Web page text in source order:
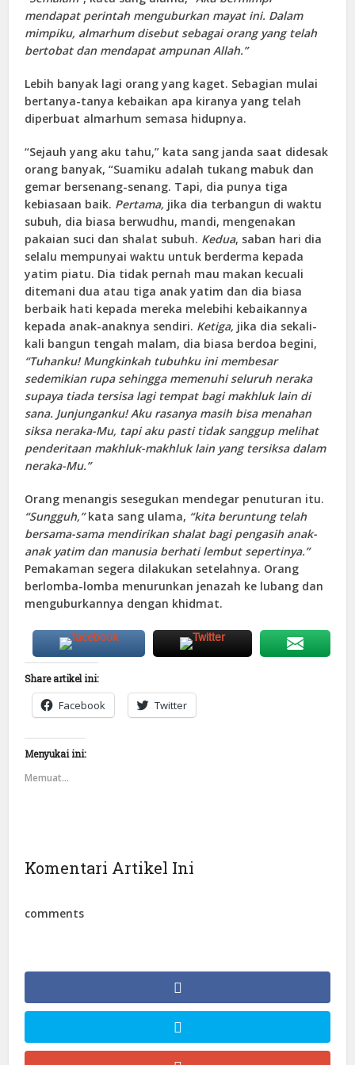
mendapat perintah menguburkan mayat ini. Dalam
mimpiku, almarhum disebut sebagai orang yang telah
bertobat dan mendapat ampunan Allah.”
Lebih banyak lagi orang yang kaget. Sebagian mulai
bertanya-tanya kebaikan apa kiranya yang telah
diperbuat almarhum semasa hidupnya.
“Sejauh yang aku tahu,” kata sang janda saat didesak
orang banyak, “Suamiku adalah tukang mabuk dan
gemar bersenang-senang. Tapi, dia punya tiga
kebiasaan baik. Pertama, jika dia terbangun di waktu
subuh, dia biasa berwudhu, mandi, mengenakan
pakaian suci dan shalat subuh. Kedua, saban hari dia
selalu mempunyai waktu untuk berderma kepada
yatim piatu. Dia tidak pernah mau makan kecuali
ditemani dua atau tiga anak yatim dan dia biasa
berbaik hati kepada mereka melebihi kebaikannya
kepada anak-anaknya sendiri. Ketiga, jika dia sekali-
kali bangun tengah malam, dia biasa berdoa begini,
“Tuhanku! Mungkinkah tubuhku ini membesar
sedemikian rupa sehingga memenuhi seluruh neraka
supaya tiada tersisa lagi tempat bagi makhluk lain di
sana. Junjunganku! Aku rasanya masih bisa menahan
siksa neraka-Mu, tapi aku pasti tidak sanggup melihat
penderitaan makhluk-makhluk lain yang tersiksa dalam
neraka-Mu.”
Orang menangis sesegukan mendegar penuturan itu.
“Sungguh,”kata sang ulama, “kita beruntung telah
bersama-sama mendirikan shalat bagi pengasih anak-
anak yatim dan manusia berhati lembut sepertinya.”
Pemakaman segera dilakukan setelahnya. Orang
berlomba-lomba menurunkan jenazah ke lubang dan
menguburkannya dengan khidmat.
Share artikel ini:
Facebook Twitter
Menyukai ini:
Memuat...
Komentari Artikel Ini
comments